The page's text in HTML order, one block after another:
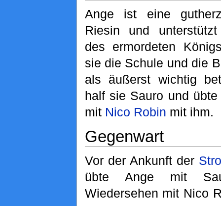
Ange ist eine
Riesin und
des ermordeten
sie die Schule und die
als äußerst wichtig
half sie Sauro und
mit Nico Robin mit ihm.
Gegenwart
Vor der Ankunft der
übte Ange mit
Wiedersehen mit Nico